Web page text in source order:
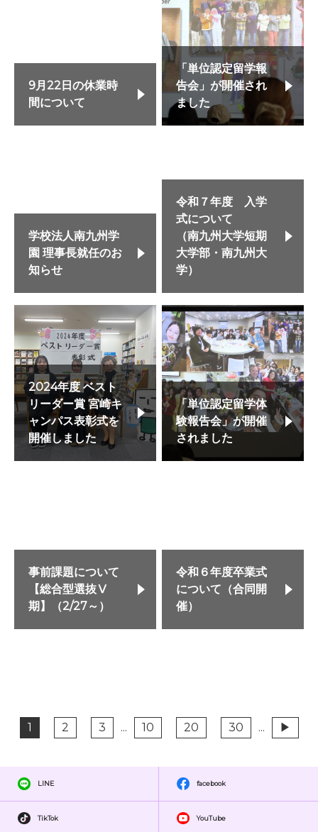
9月22日の休業時
間について
「単位認定留学報
告会」が開催され
ました
学校法人南九州学
園 理事長就任のお
知らせ
令和７年度 入学
式について
（南九州大学短期
大学部・南九州大
学）
2024年度 ベスト
リーダー賞 宮崎キ
ャンパス表彰式を
開催しました
「単位認定留学体
験報告会」が開催
されました
事前課題について
【総合型選抜Ⅴ
期】（2/27～）
令和６年度卒業式
について（合同開
催）
1 2 3 ... 10 20 30 ... ▶
LINE facebook
TikTok YouTube